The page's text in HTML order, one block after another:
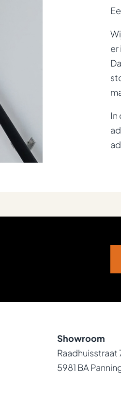
er
In
Showroom
Raadhuisstraat
5981 BA